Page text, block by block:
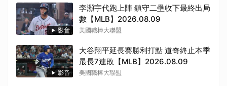
影音
李灝宇代跑上陣 鎮守二壘收下最終出局
數【MLB】2026.08.09
美國職棒大聯盟
影音
大谷翔平延長賽勝利打點 道奇終止本季
最長7連敗【MLB】2026.08.09
美國職棒大聯盟